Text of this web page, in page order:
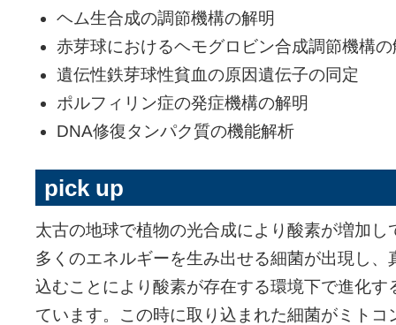
ヘム生合成の調節機構の解明
赤芽球におけるヘモグロビン合成調節機構
遺伝性鉄芽球性貧血の原因遺伝子の同定
ポルフィリン症の発症機構の解明
DNA修復タンパク質の機能解析
pick up
太古の地球で植物の光合成により酸素が増加
多くのエネルギーを生み出せる細菌が出現し
込むことにより酸素が存在する環境下で進化す
ています。この時に取り込まれた細菌がミト